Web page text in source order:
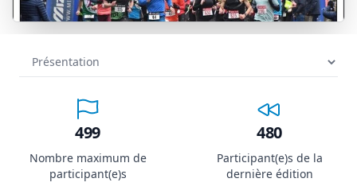
499
Nombre maximum de
participant(e)s
480
Participant(e)s de la
dernière édition